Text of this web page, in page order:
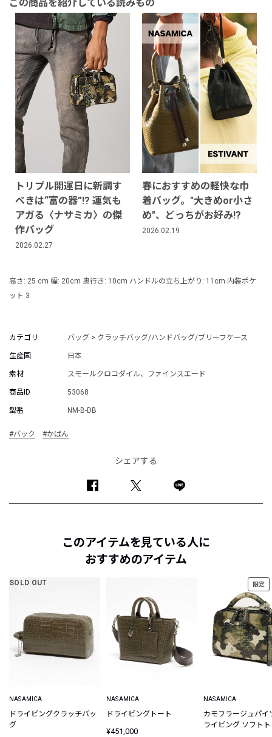
この商品を紹介している読みもの
トリプル開運日に新調す
べきは“富の器”!? 運気も
アガる〈ナサミカ〉の傑
作バッグ
2026.02.27
春におすすめの軽快な巾
着バッグ。"大きめor小さ
め"、どっちがお好み!?
2026.02.19
高さ: 25 cm 幅: 20cm 奥行き: 10cm ハンドルの立ち上がり: 11cm 内装ポケ
ット 3
カテゴリ バッグ > クラッチバッグ/ハンドバッグ/ブリーフケース
生産国 日本
素材 スモールクロコダイル、ファインスエード
商品ID 53068
型番 NM-B-DB
#バック #かばん
シェアする
このアイテムを見ている人に
おすすめのアイテム
SOLD OUT
NASAMICA
ドライビングクラッチバッ
グ
NASAMICA
ドライビングトート
¥451,000
限定
NASAMICA
カモフラージュパイ
ライビング ソフト